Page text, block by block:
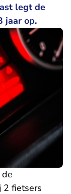
legt de
jaar op.
2 fietsers